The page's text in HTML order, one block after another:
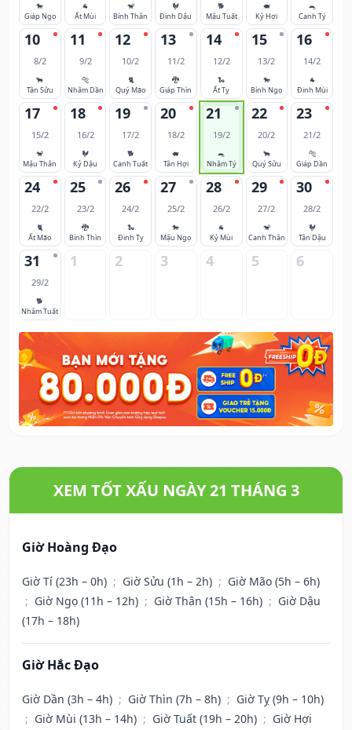
🐎
Giáp Ngọ
🐐
Ất Mùi
🐒
Bính Thân
🐓
Đinh Dậu
🐕
Mậu Tuất
🐖
Kỷ Hợi
🐀
Canh Tý
10
8/2
🐂
Tân Sửu
11
9/2
🐅
Nhâm Dần
12
10/2
🐈
Quý Mão
13
11/2
🐉
Giáp Thìn
14
12/2
🐍
Ất Tỵ
15
13/2
🐎
Bính Ngọ
16
14/2
🐐
Đinh Mùi
17
15/2
🐒
Mậu Thân
18
16/2
🐓
Kỷ Dậu
19
17/2
🐕
Canh Tuất
20
18/2
🐖
Tân Hợi
21
19/2
🐀
Nhâm Tý
22
20/2
🐂
Quý Sửu
23
21/2
🐅
Giáp Dần
24
22/2
🐈
Ất Mão
25
23/2
🐉
Bính Thìn
26
24/2
🐍
Đinh Tỵ
27
25/2
🐎
Mậu Ngọ
28
26/2
🐐
Kỷ Mùi
29
27/2
🐒
Canh Thân
30
28/2
🐓
Tân Dậu
31
29/2
🐕
Nhâm Tuất
1 2 3 4 5 6
XEM TỐT XẤU NGÀY 21 THÁNG 3
Giờ Hoàng Đạo
Giờ Tí (23h – 0h) ; Giờ Sửu (1h – 2h) ; Giờ Mão (5h – 6h)
; Giờ Ngọ (11h – 12h) ; Giờ Thân (15h – 16h) ; Giờ Dậu
(17h – 18h)
Giờ Hắc Đạo
Giờ Dần (3h – 4h) ; Giờ Thìn (7h – 8h) ; Giờ Tỵ (9h – 10h)
; Giờ Mùi (13h – 14h) ; Giờ Tuất (19h – 20h) ; Giờ Hợi